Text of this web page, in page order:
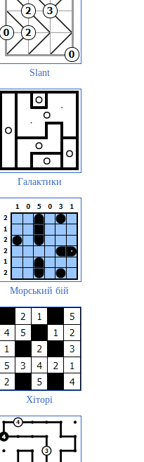
Slant
Галактики
Морський бій
Хіторі